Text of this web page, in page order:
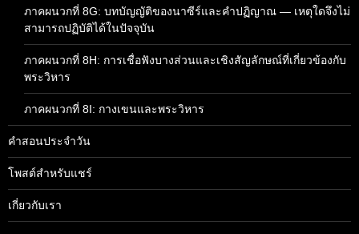
ภาคผนวกที่ 8G: บทบัญญัติของนาซีร์และคำปฏิญาณ — เหตุใดจึงไม่
สามารถปฏิบัติได้ในปัจจุบัน
ภาคผนวกที่ 8H: การเชื่อฟังบางส่วนและเชิงสัญลักษณ์ที่เกี่ยวข้องกับ
พระวิหาร
ภาคผนวกที่ 8I: กางเขนและพระวิหาร
คำสอนประจำวัน
โพสต์สำหรับแชร์
เกี่ยวกับเรา